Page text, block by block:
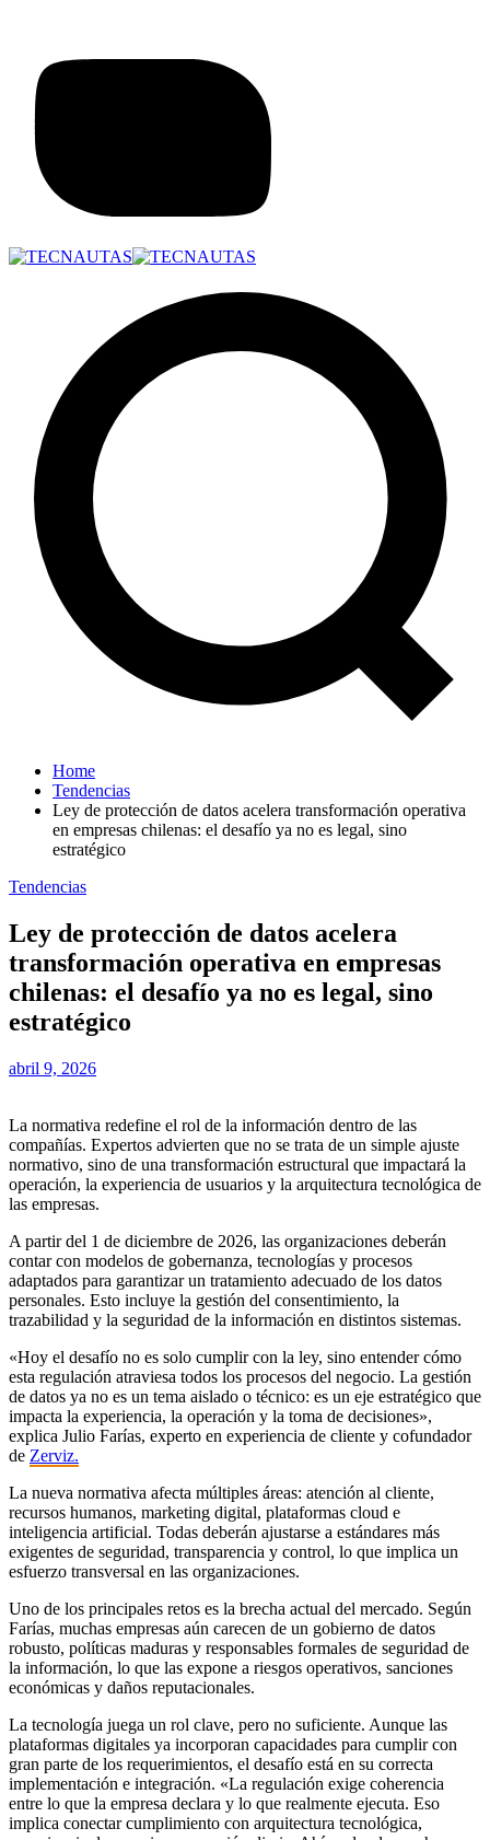
Home
Tendencias
Ley de protección de datos acelera transformación operativa
en empresas chilenas: el desafío ya no es legal, sino
estratégico
Tendencias
Ley de protección de datos acelera
transformación operativa en empresas
chilenas: el desafío ya no es legal, sino
estratégico
abril 9, 2026
La normativa redefine el rol de la información dentro de las
compañías. Expertos advierten que no se trata de un simple ajuste
normativo, sino de una transformación estructural que impactará la
operación, la experiencia de usuarios y la arquitectura tecnológica de
las empresas.
A partir del 1 de diciembre de 2026, las organizaciones deberán
contar con modelos de gobernanza, tecnologías y procesos
adaptados para garantizar un tratamiento adecuado de los datos
personales. Esto incluye la gestión del consentimiento, la
trazabilidad y la seguridad de la información en distintos sistemas.
«Hoy el desafío no es solo cumplir con la ley, sino entender cómo
esta regulación atraviesa todos los procesos del negocio. La gestión
de datos ya no es un tema aislado o técnico: es un eje estratégico que
impacta la experiencia, la operación y la toma de decisiones»,
explica Julio Farías, experto en experiencia de cliente y cofundador
de Zerviz.
La nueva normativa afecta múltiples áreas: atención al cliente,
recursos humanos, marketing digital, plataformas cloud e
inteligencia artificial. Todas deberán ajustarse a estándares más
exigentes de seguridad, transparencia y control, lo que implica un
esfuerzo transversal en las organizaciones.
Uno de los principales retos es la brecha actual del mercado. Según
Farías, muchas empresas aún carecen de un gobierno de datos
robusto, políticas maduras y responsables formales de seguridad de
la información, lo que las expone a riesgos operativos, sanciones
económicas y daños reputacionales.
La tecnología juega un rol clave, pero no suficiente. Aunque las
plataformas digitales ya incorporan capacidades para cumplir con
gran parte de los requerimientos, el desafío está en su correcta
implementación e integración. «La regulación exige coherencia
entre lo que la empresa declara y lo que realmente ejecuta. Eso
implica conectar cumplimiento con arquitectura tecnológica,